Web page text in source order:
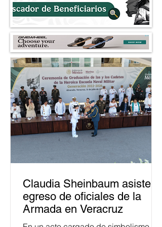
Claudia Sheinbaum asiste a
egreso de oficiales de la
Armada en Veracruz